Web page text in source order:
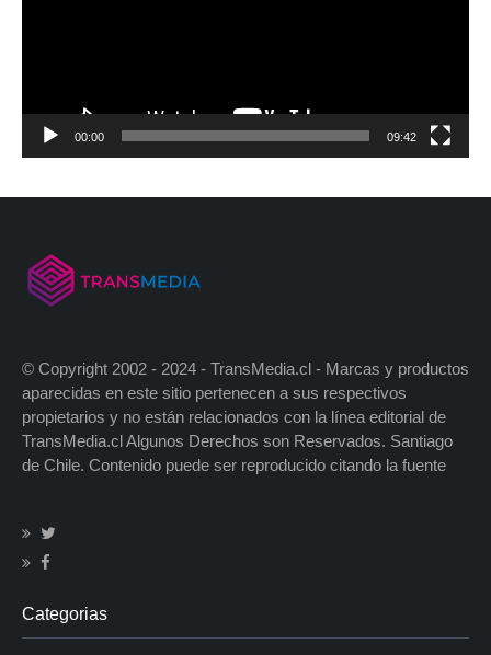
00:00 09:42
© Copyright 2002 - 2024 - TransMedia.cl - Marcas y productos
aparecidas en este sitio pertenecen a sus respectivos
propietarios y no están relacionados con la línea editorial de
TransMedia.cl Algunos Derechos son Reservados. Santiago
de Chile. Contenido puede ser reproducido citando la fuente
Categorias